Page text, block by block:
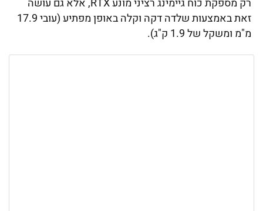
רק מספקת כוח גיימינג רציני מונע RTX, אלא גם עושה
זאת באמצעות שלדה דקה וקלה באופן מפתיע (עובי 17.9
מ"מ ומשקל של 1.9 ק"ג).